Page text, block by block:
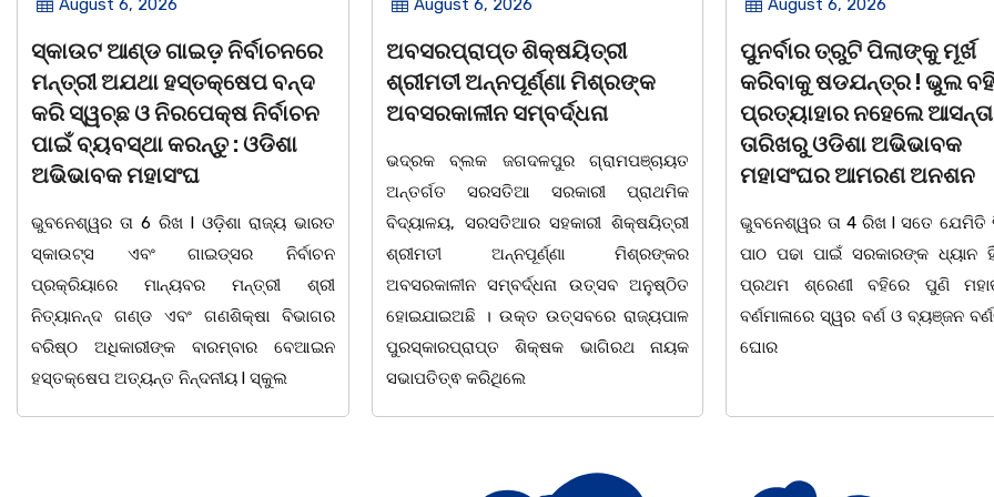
August 6, 2026
ଅବସରପ୍ରାପ୍ତ ଶିକ୍ଷୟିତ୍ରୀ
ଶ୍ରୀମତୀ ଅନ୍ନପୂର୍ଣ୍ଣା ମିଶ୍ରଙ୍କ
ଅବସରକାଳୀନ ସମ୍ବର୍ଦ୍ଧନା
ଭଦ୍ରକ ବ୍ଲକ ଜଗଦଳପୁର ଗ୍ରାମପଞ୍ଚାୟତ
ବିଦ୍ୟାଳୟ, ସରସତିଆର ସହକାରୀ ଶିକ୍ଷୟିତ୍ରୀ
ଶ୍ରୀମତୀ ଅନ୍ନପୂର୍ଣ୍ଣା ମିଶ୍ରଙ୍କର
ଅବସରକାଳୀନ ସମ୍ବର୍ଦ୍ଧନା ଉତ୍ସବ ଅନୁଷ୍ଠିତ
ହୋଇଯାଇଅଛି । ଉକ୍ତ ଉତ୍ସବରେ ରାଜ୍ୟପାଳ
ପୁରସ୍କାରପ୍ରାପ୍ତ ଶିକ୍ଷକ ଭାଗିରଥ ନାୟକ
ସଭାପତିତ୍ଵ କରିଥିଲେ
August 6, 2026
ପୁନର୍ବାର ତ୍ରୁଟି ପିଲାଙ୍କୁ ମୂର୍ଖ
କରିବାକୁ ଷଡଯନ୍ତ୍ର ! ଭୁଲ ବହି
ପ୍ରତ୍ୟାହାର ନହେଲେ ଆସନ୍ତା 17
ମହାସଂଘର ଆମରଣ ଅନଶନ
ଭୁବନେଶ୍ୱର ତା 4 ରିଖ l ସତେ ଯେମିତି ପିଲାଙ୍କ
ପାଠ ପଢା ପାଇଁ ସରକାରଙ୍କ ଧ୍ୟାନ ହିଁ ନାହିଁ l
ପ୍ରଥମ ଶ୍ରେଣୀ ବହିରେ ପୁଣି ମହାତ୍ରୁଟି l
ବର୍ଣମାଳାରେ ସ୍ୱର ବର୍ଣ ଓ ବ୍ୟଞ୍ଜନ ବର୍ଣକୁ ନେଇ
ଘୋର
August 6, 2026
ଆତ୍ମହତ୍ୟା କରୁଥିବା ଯୁବକକୁ
ଦୂତ ସାଜି ଜୀବନ ବଞ୍ଚାଇଲେ
ଅଧିକାରୀ।
ବାଲିଅନ୍ତା, ୦୫/୦୮(ଗୋବର୍ଦ୍ଧନ
ଅଧିକାରୀ ମାନେ ଏବେ ଦାୟିତ୍ଵବାନ
ବିଭିନ୍ନ ଘଟଣାର ତତକ୍ଷଣାତ୍ ଅଭିଯୋଗ
ମାତ୍ରେ ତଦନ୍ତ ଆରମ୍ଭ କରୁଛି ପୁଲିସ ।
ଉଦାହରଣ ଦେଖିବାକୁ ମିଳିଛି ଧଉଳି
୦୪.୦୮.୨୦୨୬